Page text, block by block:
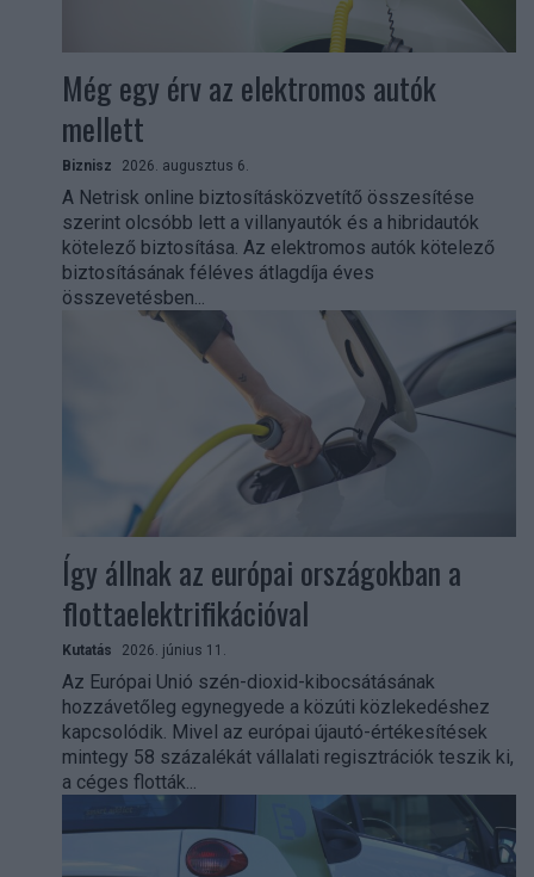
Még egy érv az elektromos autók
mellett
Biznisz 2026. augusztus 6.
A Netrisk online biztosításközvetítő összesítése
szerint olcsóbb lett a villanyautók és a hibridautók
kötelező biztosítása. Az elektromos autók kötelező
biztosításának féléves átlagdíja éves
összevetésben...
Így állnak az európai országokban a
flottaelektrifikációval
Kutatás 2026. június 11.
Az Európai Unió szén-dioxid-kibocsátásának
hozzávetőleg egynegyede a közúti közlekedéshez
kapcsolódik. Mivel az európai újautó-értékesítések
mintegy 58 százalékát vállalati regisztrációk teszik ki,
a céges flották...